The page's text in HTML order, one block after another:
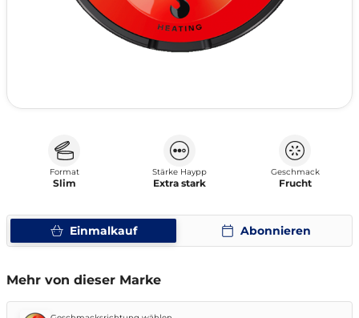
Einmalkauf Abonnieren
Format
Slim
Stärke Haypp
Extra stark
Geschmack
Frucht
Mehr von dieser Marke